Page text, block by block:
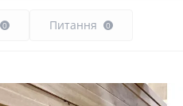
0 Питання 0